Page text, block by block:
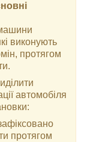
виконують
протягом
автомобіля
протягом